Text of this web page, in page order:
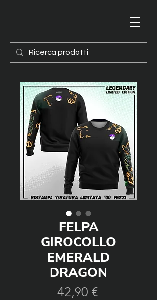
FELPA
GIROCOLLO
EMERALD
DRAGON
42,90 €Prezzo